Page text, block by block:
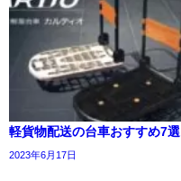
軽貨物配送の台車おすすめ7選
2023年6月17日